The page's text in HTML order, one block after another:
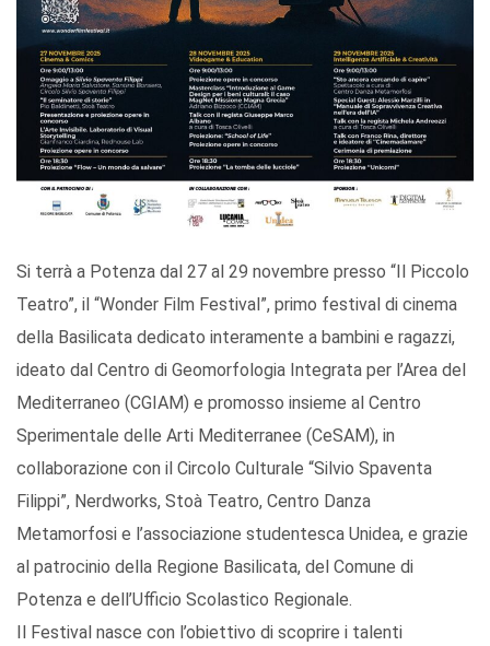
Si terrà a Potenza dal 27 al 29 novembre presso “Il Piccolo
Teatro”, il “Wonder Film Festival”, primo festival di cinema
della Basilicata dedicato interamente a bambini e ragazzi,
ideato dal Centro di Geomorfologia Integrata per l’Area del
Mediterraneo (CGIAM) e promosso insieme al Centro
Sperimentale delle Arti Mediterranee (CeSAM), in
collaborazione con il Circolo Culturale “Silvio Spaventa
Filippi”, Nerdworks, Stoà Teatro, Centro Danza
Metamorfosi e l’associazione studentesca Unidea, e grazie
al patrocinio della Regione Basilicata, del Comune di
Potenza e dell’Ufficio Scolastico Regionale.
Il Festival nasce con l’obiettivo di scoprire i talenti